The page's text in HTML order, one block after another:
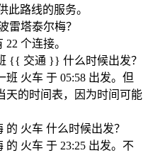
此路线的服务。
雷塔泰尔梅？
个连接。
{{ 交通 }} 什么时候出发？
火车 于 05:58 出发。但
天的时间表，因为时间可能
火车 什么时候出发？
火车 于 23:25 出发。不